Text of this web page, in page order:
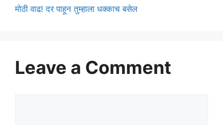
मोठी वाढ! दर पाहून तुम्हाला धक्काच बसेल
Leave a Comment